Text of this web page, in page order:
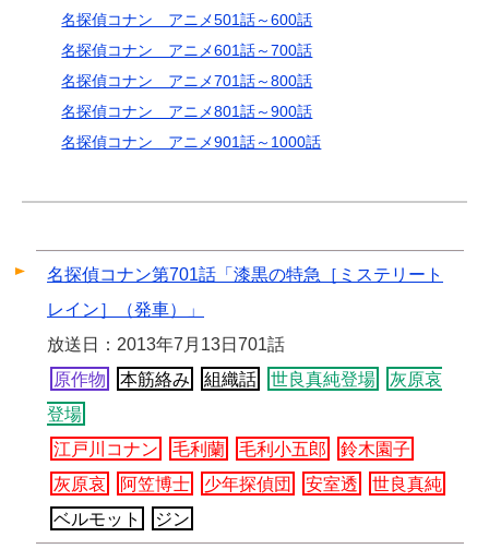
名探偵コナン アニメ501話～600話
名探偵コナン アニメ601話～700話
名探偵コナン アニメ701話～800話
名探偵コナン アニメ801話～900話
名探偵コナン アニメ901話～1000話
名探偵コナン第701話「漆黒の特急［ミステリート
レイン］（発車）」
放送日：2013年7月13日701話
原作物
本筋絡み 組織話 世良真純登場
灰原哀
登場
江戸川コナン
毛利蘭 毛利小五郎
鈴木園子
灰原哀
阿笠博士 少年探偵団 安室透
世良真純
ベルモット
ジン